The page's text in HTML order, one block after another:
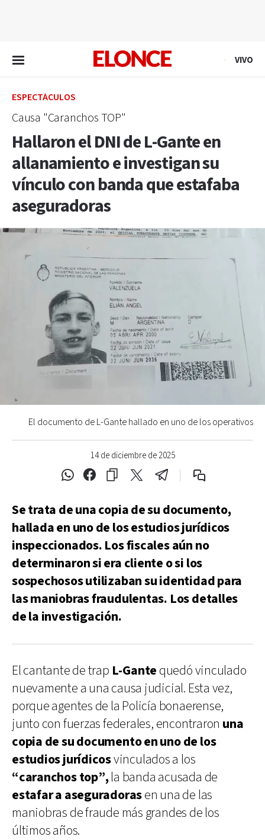
VIVO
ESPECTÁCULOS
Causa "Caranchos TOP"
Hallaron el DNI de L-Gante en
allanamiento e investigan su
vínculo con banda que estafaba
aseguradoras
14 de diciembre de 2025
El documento de L-Gante hallado en uno de los operativos
Se trata de una copia de su documento,
hallada en uno de los estudios jurídicos
inspeccionados. Los fiscales aún no
determinaron si era cliente o si los
sospechosos utilizaban su identidad para
las maniobras fraudulentas. Los detalles
de la investigación.
El cantante de trap L-Gante quedó vinculado
nuevamente a una causa judicial. Esta vez,
porque agentes de la Policía bonaerense,
junto con fuerzas federales, encontraron una
copia de su documento en uno de los
estudios jurídicosvinculados a los
“caranchos top”,la banda acusada de
estafar a aseguradorasen una de las
maniobras de fraude más grandes de los
últimos años.